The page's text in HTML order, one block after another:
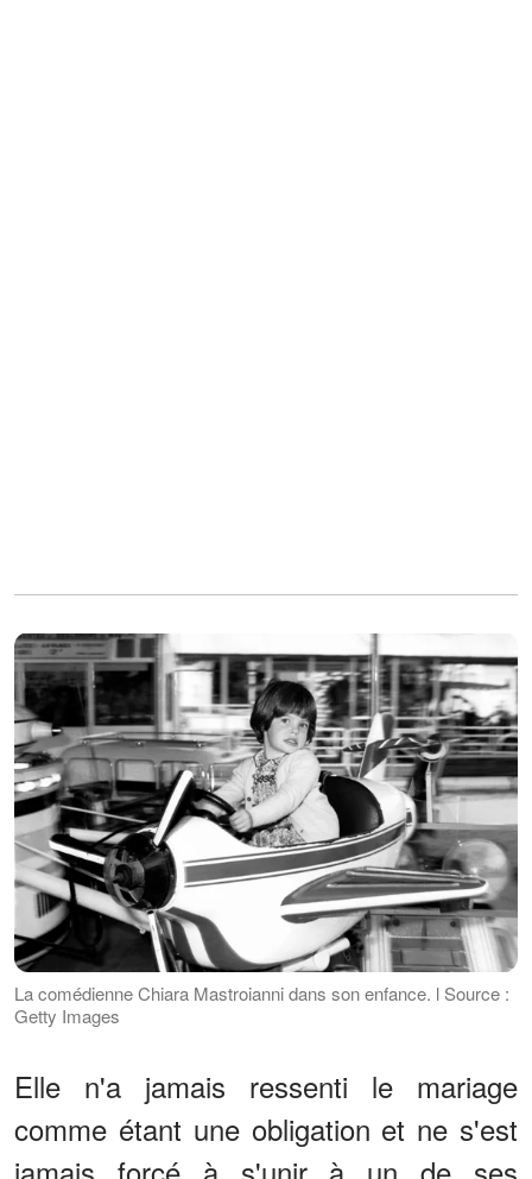
La comédienne Chiara Mastroianni dans son enfance. l Source :
Getty Images
Elle n'a jamais ressenti le mariage
comme étant une obligation et ne s'est